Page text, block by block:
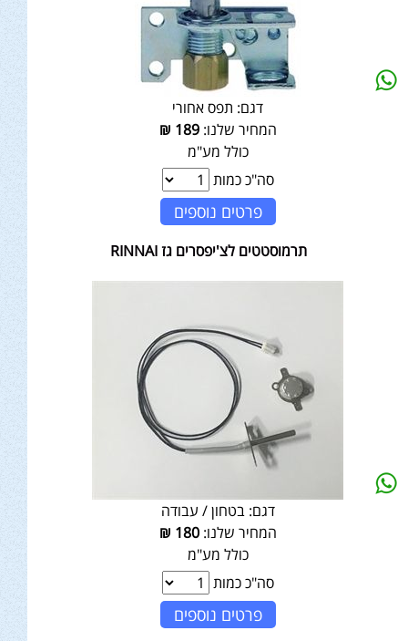
דגם: תפס אחורי
המחיר שלנו:189
₪
כולל מע"מ
סה"כ כמות
פרטים נוספים
תרמוסטטים לצ'יפסרים גז RINNAI
דגם: בטחון / עבודה
המחיר שלנו:180
₪
כולל מע"מ
סה"כ כמות
פרטים נוספים